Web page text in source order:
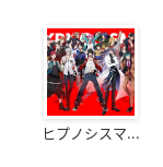
ヒプノシスマ...